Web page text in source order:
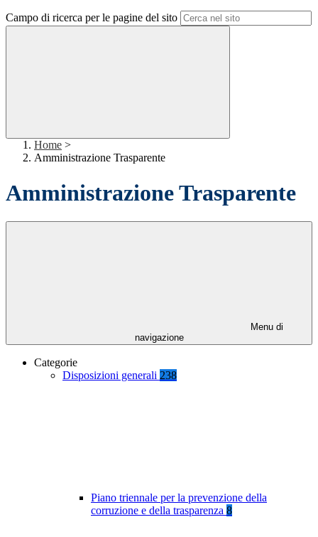
Campo di ricerca per le pagine del sito
Home >
Amministrazione Trasparente
Amministrazione Trasparente
Menu di
navigazione
Categorie
Disposizioni generali 238
Piano triennale per la prevenzione della
corruzione e della trasparenza 8